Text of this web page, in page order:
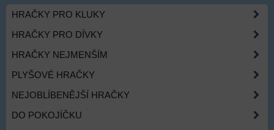
HRAČKY PRO KLUKY
HRAČKY PRO DÍVKY
HRAČKY NEJMENŠÍM
PLYŠOVÉ HRAČKY
NEJOBLÍBENĚJŠÍ HRAČKY
DO POKOJÍČKU